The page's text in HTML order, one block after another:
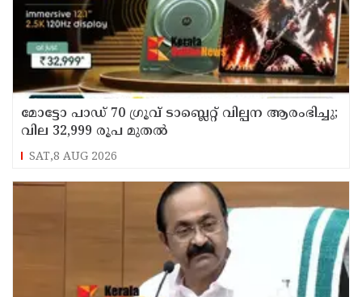
മോട്ടോ പാഡ് 70 ഗ്രൂവ് ടാബ്ലെറ്റ് വില്പന ആരംഭിച്ചു;
വില 32,999 രൂപ മുതൽ
SAT,8 AUG 2026